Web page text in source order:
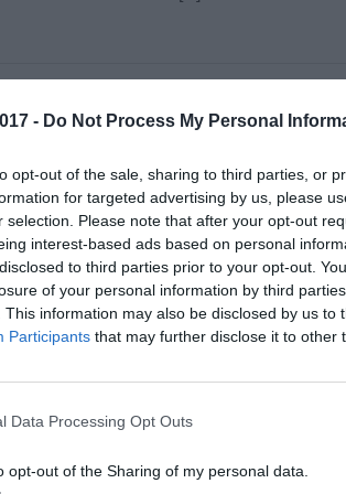
- Do Not Process My Personal
opt-out of the sale, sharing to third parties, or
for targeted advertising by us, please
selection. Please note that after your opt-out
interest-based ads based on personal
to third parties prior to your opt-out.
of your personal information by third
This information may also be disclosed by us to
Participants that may further disclose it to other
Data Processing Opt Outs
opt-out of the Sharing of my personal data.
a segno la scorsa notte
si è registrata una serie di furti in casa
la notte tra il 30 e il 31 dicembre. I
hanno colpito tre diverse zone della
2017
410 Kg di botti
del Comando Provinciale di Firenze
sequestrato nei giorni scorsi 410 kg di